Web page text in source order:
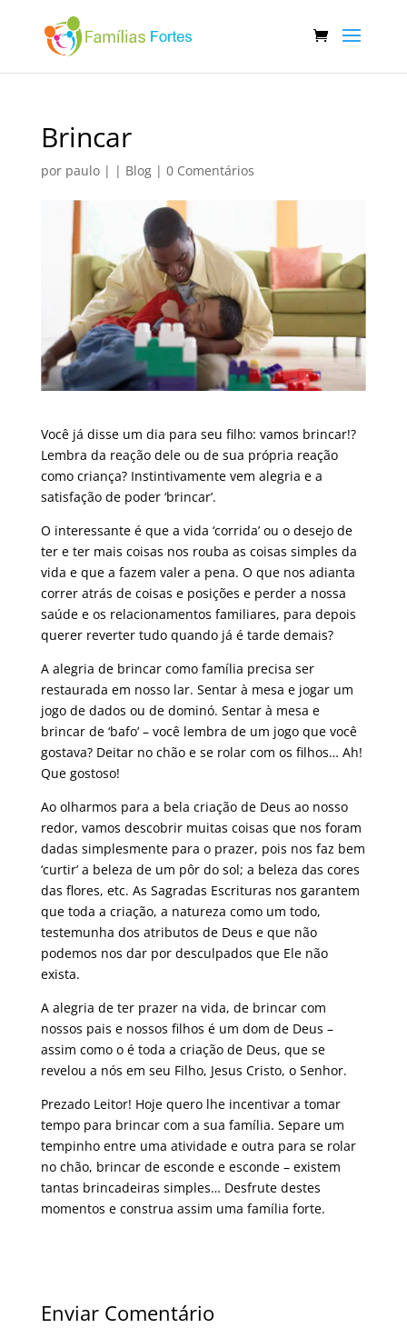
Brincar
por paulo| | Blog| 0 Comentários
Você já disse um dia para seu filho: vamos brincar!?
Lembra da reação dele ou de sua própria reação
como criança? Instintivamente vem alegria e a
satisfação de poder ‘brincar’.
O interessante é que a vida ‘corrida’ ou o desejo de
ter e ter mais coisas nos rouba as coisas simples da
vida e que a fazem valer a pena. O que nos adianta
correr atrás de coisas e posições e perder a nossa
saúde e os relacionamentos familiares, para depois
querer reverter tudo quando já é tarde demais?
A alegria de brincar como família precisa ser
restaurada em nosso lar. Sentar à mesa e jogar um
jogo de dados ou de dominó. Sentar à mesa e
brincar de ‘bafo’ – você lembra de um jogo que você
gostava? Deitar no chão e se rolar com os filhos… Ah!
Que gostoso!
Ao olharmos para a bela criação de Deus ao nosso
redor, vamos descobrir muitas coisas que nos foram
dadas simplesmente para o prazer, pois nos faz bem
‘curtir’ a beleza de um pôr do sol; a beleza das cores
das flores, etc. As Sagradas Escrituras nos garantem
que toda a criação, a natureza como um todo,
testemunha dos atributos de Deus e que não
podemos nos dar por desculpados que Ele não
exista.
A alegria de ter prazer na vida, de brincar com
nossos pais e nossos filhos é um dom de Deus –
assim como o é toda a criação de Deus, que se
revelou a nós em seu Filho, Jesus Cristo, o Senhor.
Prezado Leitor! Hoje quero lhe incentivar a tomar
tempo para brincar com a sua família. Separe um
tempinho entre uma atividade e outra para se rolar
no chão, brincar de esconde e esconde – existem
tantas brincadeiras simples… Desfrute destes
momentos e construa assim uma família forte.
Enviar Comentário